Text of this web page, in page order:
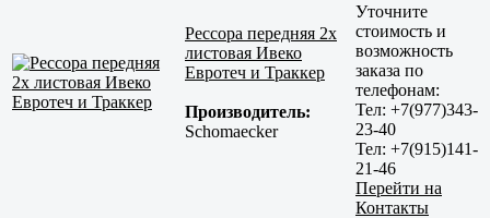
Рессора передняя 2х
листовая Ивеко
Евротеч и Траккер
Производитель:
Schomaecker
Уточните
стоимость и
возможность
заказа по
телефонам:
Тел: +7(977)343-
23-40
Тел: +7(915)141-
21-46
Перейти на
Контакты